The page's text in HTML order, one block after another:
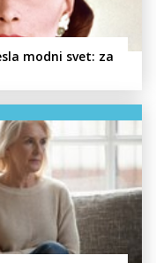
modni svet: za